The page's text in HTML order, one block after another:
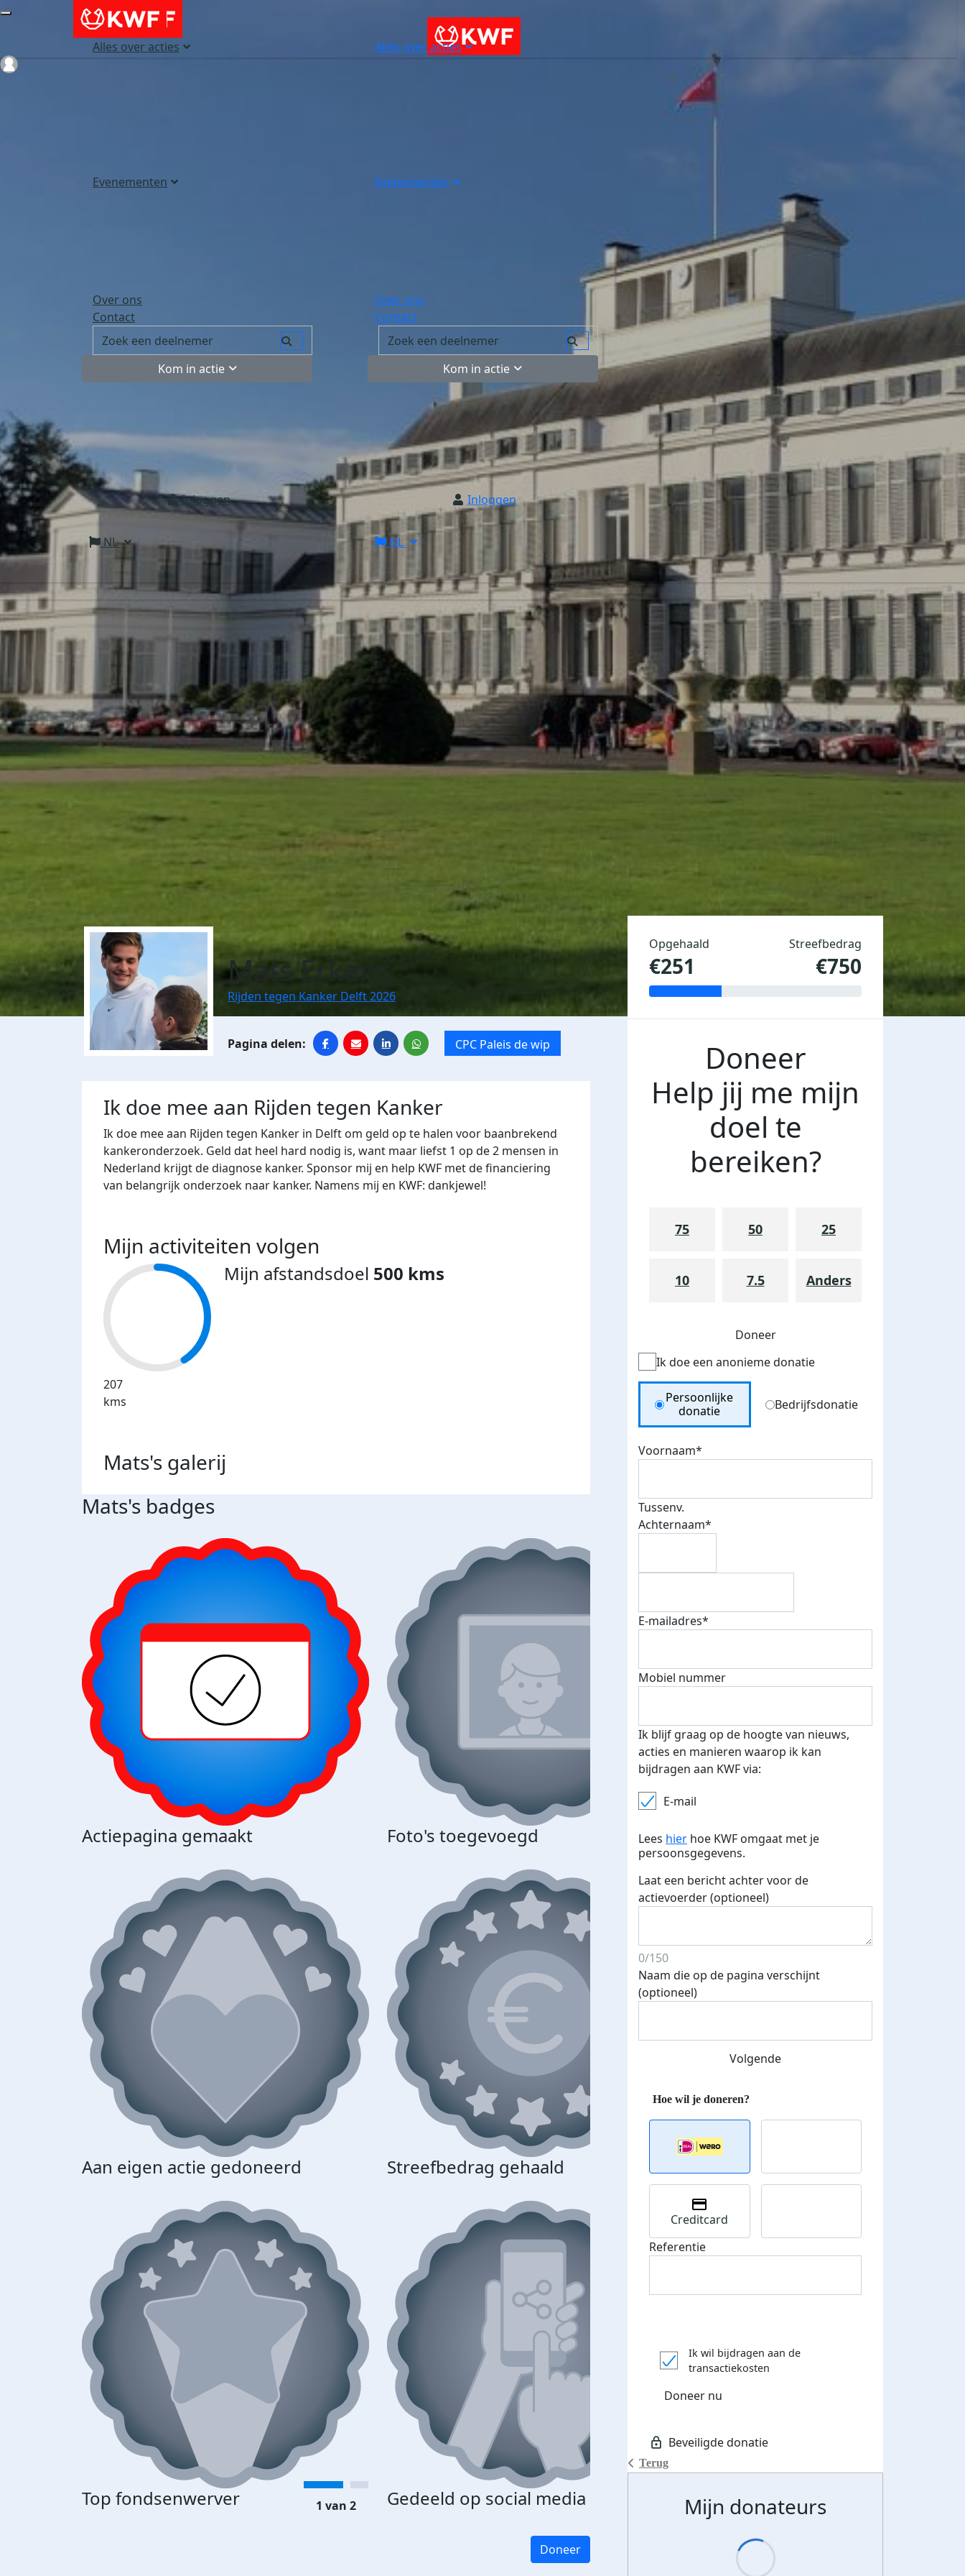
Alles over acties
Evenementen
Over ons
Contact
Kom in actie
Inloggen
NL
Alles over acties
Evenementen
Over ons
Contact
Kom in actie
Inloggen
NL
Mats Erkens
Rijden tegen Kanker Delft 2026
CPC Paleis de wip
Ik doe mee aan Rijden tegen Kanker
Ik doe mee aan Rijden tegen Kanker in Delft om geld op te halen voor baanbrekend
kankeronderzoek. Geld dat heel hard nodig is, want maar liefst 1 op de 2 mensen in
Nederland krijgt de diagnose kanker. Sponsor mij en help KWF met de financiering
van belangrijk onderzoek naar kanker. Namens mij en KWF: dankjewel!
Mijn activiteiten volgen
207
kms
Mijn afstandsdoel 500 kms
Mats's galerij
Mats's badges
Actiepagina gemaakt Foto's toegevoegd E-mails verstuurd
Aan eigen actie gedoneerd Streefbedrag gehaald Streefbedrag verhoogd
Top fondsenwerver Gedeeld op social media Donateurs bedankt
Top fondsenwerver
1 van 2
Doneer
Opgehaald
€251
Streefbedrag
€750
Doneer
Help jij me mijn
doel te
bereiken?
75 50 25
10 7.5 Anders
Doneer
Ik doe een anonieme donatie
Donation Type
Persoonlijke
donatie
Bedrijfsdonatie
Voornaam*
Tussenv.
Achternaam*
E-mailadres*
Mobiel nummer
Ik blijf graag op de hoogte van nieuws,
acties en manieren waarop ik kan
bijdragen aan KWF via:
E-mail
Lees hier hoe KWF omgaat met je
persoonsgegevens.
Laat een bericht achter voor de
actievoerder (optioneel)
0/150
Naam die op de pagina verschijnt
(optioneel)
Volgende
Terug
Creditcard
Referentie
Ik wil bijdragen aan de
transactiekosten
Doneer nu
Mijn donateurs